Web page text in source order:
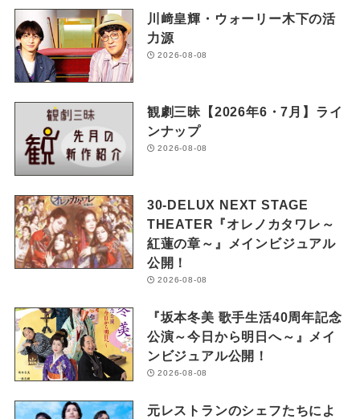
川﨑皇輝・ウォーリー木下の活
力源
2026-08-08
観劇三昧【2026年6・7月】ライ
ンナップ
2026-08-08
30-DELUX NEXT STAGE
THEATER『オレノカタワレ～
紅蓮の章～』メインビジュアル
公開！
2026-08-08
『坂本冬美 歌手生活40周年記念
公演～今日から明日へ～』メイ
ンビジュアル公開！
2026-08-08
元レストランのシェフたちによ